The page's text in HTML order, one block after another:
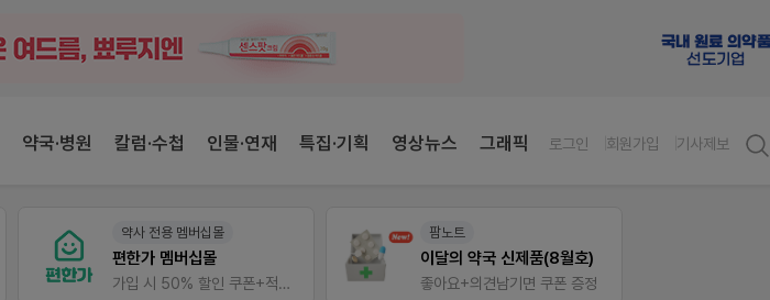
약국·병원 칼럼·수첩 인물·연재 특집·기획 영상뉴스 그래픽 로그인 회원가입 기사제보
약사 전용 멤버십몰
편한가 멤버십몰
가입 시 50% 할인 쿠폰+적립금까지!
팜노트
이달의 약국 신제품(8월호)
좋아요+의견남기면 쿠폰 증정